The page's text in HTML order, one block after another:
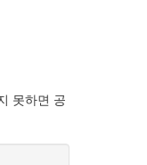
못하면 공